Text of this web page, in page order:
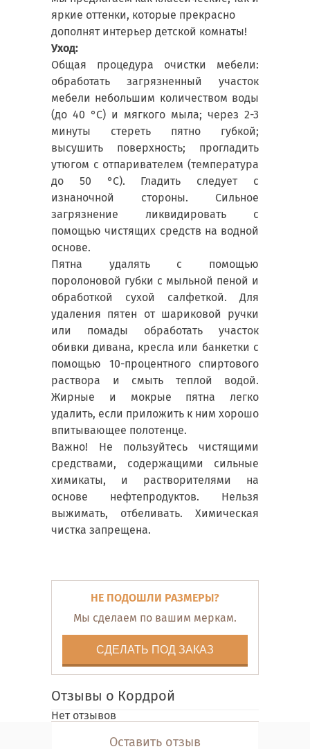
яркие оттенки, которые прекрасно
дополнят интерьер детской комнаты!
Уход:
Общая процедура очистки мебели:
обработать загрязненный участок
мебели небольшим количеством воды
(до 40 °С) и мягкого мыла; через 2-3
минуты стереть пятно губкой;
высушить поверхность; прогладить
утюгом с отпаривателем (температура
до 50 °С). Гладить следует с
изнаночной стороны. Сильное
загрязнение ликвидировать с
помощью чистящих средств на водной
основе.
Пятна удалять с помощью
поролоновой губки с мыльной пеной и
обработкой сухой салфеткой. Для
удаления пятен от шариковой ручки
или помады обработать участок
обивки дивана, кресла или банкетки с
помощью 10-процентного спиртового
раствора и смыть теплой водой.
Жирные и мокрые пятна легко
удалить, если приложить к ним хорошо
впитывающее полотенце.
Важно! Не пользуйтесь чистящими
средствами, содержащими сильные
химикаты, и растворителями на
основе нефтепродуктов. Нельзя
выжимать, отбеливать. Химическая
чистка запрещена.
НЕ ПОДОШЛИ РАЗМЕРЫ?
Мы сделаем по вашим меркам.
СДЕЛАТЬ ПОД ЗАКАЗ
Отзывы о Кордрой
Нет отзывов
Оставить отзыв